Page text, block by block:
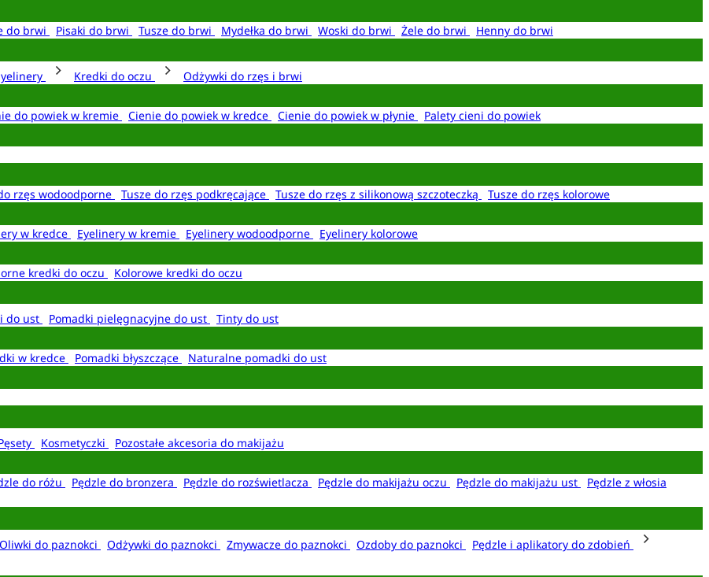
do brwi Pisaki do brwi Tusze do brwi Mydełka do brwi Woski do brwi Żele do brwi
Henny do brwi
Kredki do oczu
Odżywki do rzęs i brwi
do powiek w kremie Cienie do powiek w kredce Cienie do powiek w płynie
Palety cieni do powiek
rzęs wodoodporne Tusze do rzęs podkręcające Tusze do rzęs z silikonową szczoteczką
Tusze do rzęs kolorowe
w kredce Eyelinery w kremie Eyelinery wodoodporne
Eyelinery kolorowe
kredki do oczu
Kolorowe kredki do oczu
do ust Pomadki pielęgnacyjne do ust
Tinty do ust
w kredce Pomadki błyszczące
Naturalne pomadki do ust
Kosmetyczki
Pozostałe akcesoria do makijażu
do różu Pędzle do bronzera Pędzle do rozświetlacza Pędzle do makijażu oczu Pędzle do makijażu ust
Pędzle z włosia
Oliwki do paznokci Odżywki do paznokci Zmywacze do paznokci Ozdoby do paznokci
Pędzle i aplikatory do zdobień